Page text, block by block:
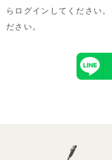
らログインしてください。
ださい。